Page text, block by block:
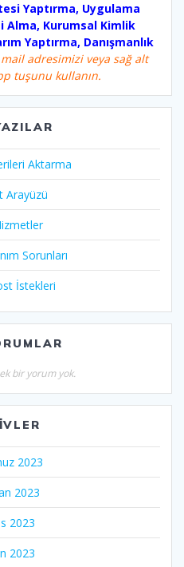
Yaptırma, Uygulama
Alma, Kurumsal Kimlik
Yaptırma, Danışmanlık
adresimizi veya sağ alt
tuşunu kullanın.
Aktarma
Arayüzü
Sorunları
İstekleri
bir yorum yok.
2023
2023
2023
2023